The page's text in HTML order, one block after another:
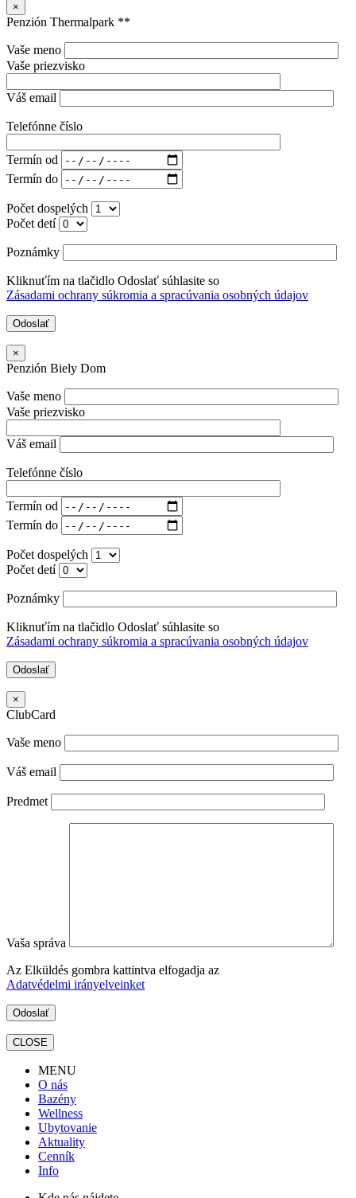
×
Penzión Thermalpark **
Vaše meno
Vaše priezvisko
Váš email
Telefónne číslo
Termín od
Termín do
Počet dospelých
Počet detí
Poznámky
Kliknuťím na tlačidlo Odoslať súhlasite so
Zásadami ochrany súkromia a spracúvania osobných údajov
×
Penzión Biely Dom
Vaše meno
Vaše priezvisko
Váš email
Telefónne číslo
Termín od
Termín do
Počet dospelých
Počet detí
Poznámky
Kliknuťím na tlačidlo Odoslať súhlasite so
Zásadami ochrany súkromia a spracúvania osobných údajov
×
ClubCard
Vaše meno
Váš email
Predmet
Vaša správa
Az Elküldés gombra kattintva elfogadja az
Adatvédelmi irányelveinket
CLOSE
MENU
O nás
Bazény
Wellness
Ubytovanie
Aktuality
Cenník
Info